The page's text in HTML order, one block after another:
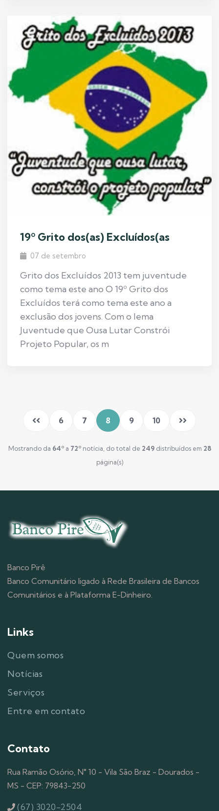
19º Grito dos(as) Excluídos(as
07 de setembro
Grito dos Excluídos 2013 tem juventude
como tema este ano O 19º Grito dos
Excluídos terá como tema este ano a
exclusão dos jovens. Com o lema
Juventude que Ousa Lutar Constrói
Projeto Popular, os m
6 7 8 9 10
Mostrando da 64ºa 72ºnotícia, do total de 249distribuídos em 28
página(s)
Banco Pirê
Banco Comunitário ligado à Rede Brasileira de Bancos
Comunitários e à Plataforma E-Dinheiro.
Links
Quem somos
Notícias
Serviços
Entre em contato
Contato
Rua Ramão Osório, N° 10 - Vila São Braz - Dourados -
MS - CEP: 79843-250
(67) 3020-2504